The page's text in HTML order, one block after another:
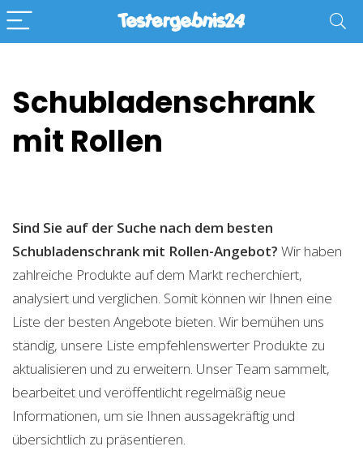
Schubladenschrank
mit Rollen
Sind Sie auf der Suche nach dem besten
Schubladenschrank mit Rollen-Angebot? Wir haben
zahlreiche Produkte auf dem Markt recherchiert,
analysiert und verglichen. Somit können wir Ihnen eine
Liste der besten Angebote bieten. Wir bemühen uns
ständig, unsere Liste empfehlenswerter Produkte zu
aktualisieren und zu erweitern. Unser Team sammelt,
bearbeitet und veröffentlicht regelmäßig neue
Informationen, um sie Ihnen aussagekräftig und
übersichtlich zu präsentieren.